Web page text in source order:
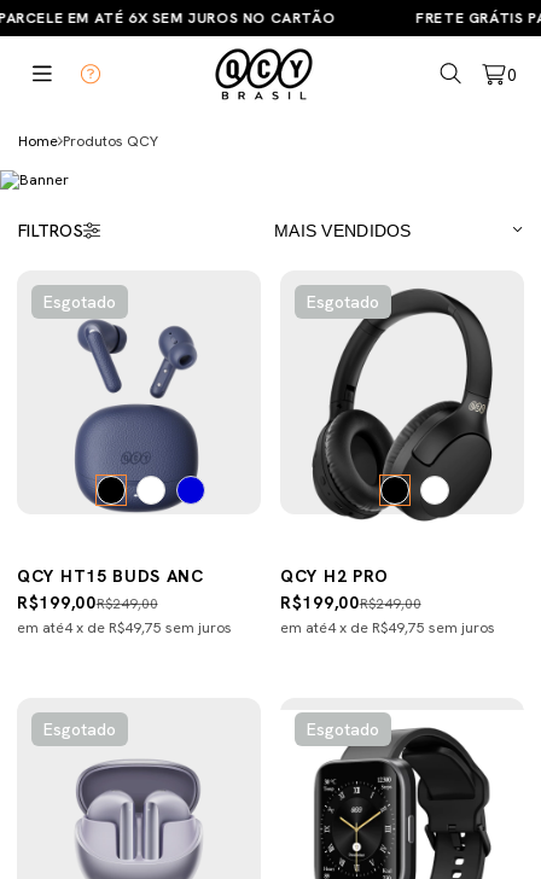
EM ATÉ 6X SEM JUROS NO CARTÃO FRETE GRÁTIS
0
Home Produtos QCY
FILTROS
Esgotado
QCY HT15 BUDS ANC
R$249,00
R$199,00
em até4x de R$49,75 sem juros
Esgotado
QCY H2 PRO
R$249,00
R$199,00
em até4x de R$49,75 sem juros
Esgotado Esgotado